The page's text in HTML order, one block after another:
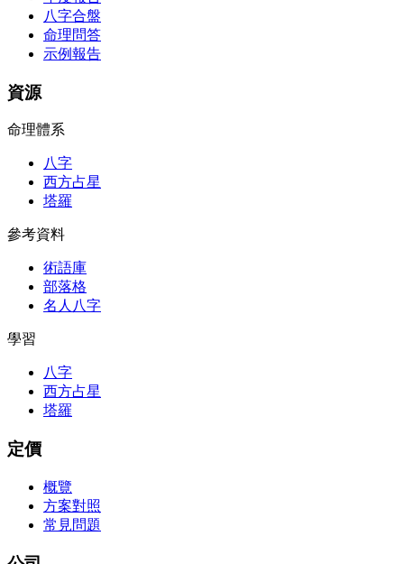
八字合盤
命理問答
示例報告
資源
命理體系
八字
西方占星
塔羅
參考資料
術語庫
部落格
名人八字
學習
八字
西方占星
塔羅
定價
概覽
方案對照
常見問題